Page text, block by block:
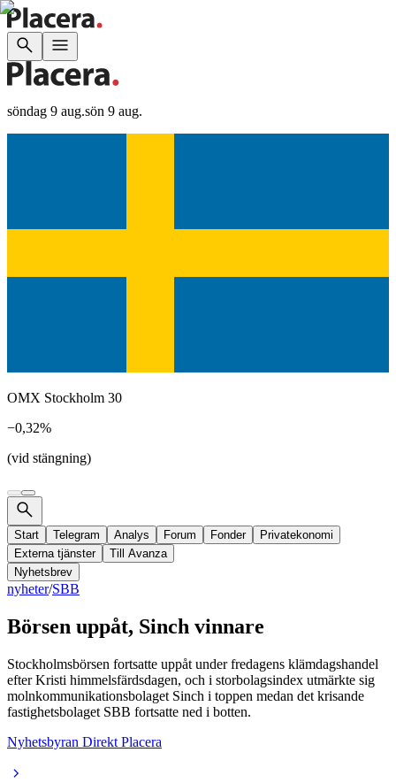
söndag 9 aug.sön 9 aug.
OMX Stockholm 30
−0,32%
(vid stängning)
Start Telegram Analys Forum Fonder
Privatekonomi
Externa tjänster
Till Avanza
Nyhetsbrev
nyheter/SBB
Börsen uppåt, Sinch vinnare
Stockholmsbörsen fortsatte uppåt under fredagens klämdagshandel
efter Kristi himmelsfärdsdagen, och i storbolagsindex utmärkte sig
molnkommunikationsbolaget Sinch i toppen medan det krisande
fastighetsbolaget SBB fortsatte ned i botten.
Nyhetsbyran Direkt Placera